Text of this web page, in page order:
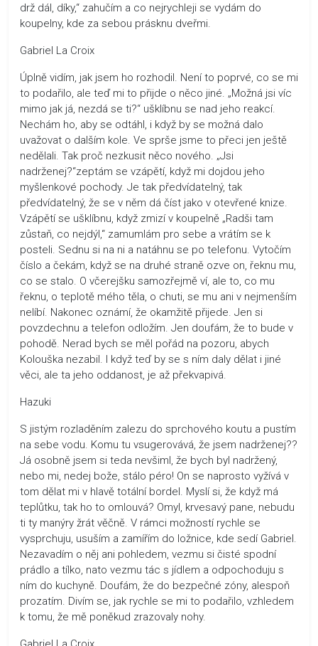
drž dál, díky,“ zahučím a co nejrychleji se vydám do
koupelny, kde za sebou prásknu dveřmi.
Gabriel La Croix
Úplně vidím, jak jsem ho rozhodil. Není to poprvé, co se mi
to podařilo, ale teď mi to přijde o něco jiné. „Možná jsi víc
mimo jak já, nezdá se ti?“ ušklíbnu se nad jeho reakcí.
Nechám ho, aby se odtáhl, i když by se možná dalo
uvažovat o dalším kole. Ve sprše jsme to přeci jen ještě
nedělali. Tak proč nezkusit něco nového. „Jsi
nadrženej?“zeptám se vzápětí, když mi dojdou jeho
myšlenkové pochody. Je tak předvídatelný, tak
předvídatelný, že se v něm dá číst jako v otevřené knize.
Vzápětí se ušklíbnu, když zmizí v koupelně „Radši tam
zůstaň, co nejdýl,“ zamumlám pro sebe a vrátím se k
posteli. Sednu si na ni a natáhnu se po telefonu. Vytočím
číslo a čekám, když se na druhé straně ozve on, řeknu mu,
co se stalo. O včerejšku samozřejmě ví, ale to, co mu
řeknu, o teplotě mého těla, o chuti, se mu ani v nejmenším
nelíbí. Nakonec oznámí, že okamžitě přijede. Jen si
povzdechnu a telefon odložím. Jen doufám, že to bude v
pohodě. Nerad bych se měl pořád na pozoru, abych
Kolouška nezabil. I když teď by se s ním daly dělat i jiné
věci, ale ta jeho oddanost, je až překvapivá.
Hazuki
S jistým rozladěním zalezu do sprchového koutu a pustím
na sebe vodu. Komu tu vsugerovává, že jsem nadrženej??
Já osobně jsem si teda nevšiml, že bych byl nadržený,
nebo mi, nedej bože, stálo péro! On se naprosto vyžívá v
tom dělat mi v hlavě totální bordel. Myslí si, že když má
teplůtku, tak ho to omlouvá? Omyl, krvesavý pane, nebudu
ti ty manýry žrát věčně. V rámci možností rychle se
vysprchuju, usuším a zamířím do ložnice, kde sedí Gabriel.
Nezavadím o něj ani pohledem, vezmu si čisté spodní
prádlo a tílko, nato vezmu tác s jídlem a odpochoduju s
ním do kuchyně. Doufám, že do bezpečné zóny, alespoň
prozatím. Divím se, jak rychle se mi to podařilo, vzhledem
k tomu, že mě poněkud zrazovaly nohy.